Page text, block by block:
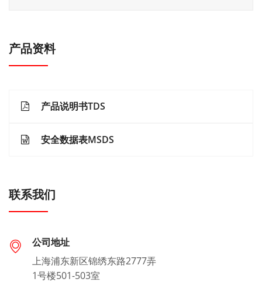
产品资料
产品说明书TDS
安全数据表MSDS
联系我们
公司地址
上海浦东新区锦绣东路2777弄
1号楼501-503室